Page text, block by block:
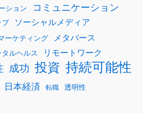
ション コミュニケーション
プ ソーシャルメディア
ーケティング メタバース
タルヘルス リモートワーク
成功 投資 持続可能性
日本経済 転職 透明性